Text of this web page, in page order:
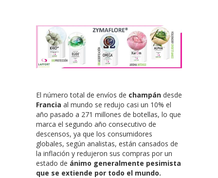
El número total de envíos de champán desde
Francia al mundo se redujo casi un 10% el
año pasado a 271 millones de botellas, lo que
marca el segundo año consecutivo de
descensos, ya que los consumidores
globales, según analistas, están cansados ​​​​de
la inflación y redujeron sus compras por un
estado de ánimo generalmente pesimista
que se extiende por todo el mundo.